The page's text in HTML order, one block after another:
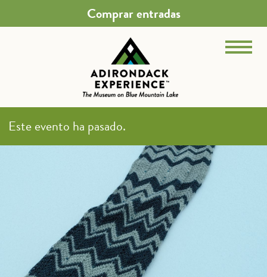
Comprar entradas
Este evento ha pasado.